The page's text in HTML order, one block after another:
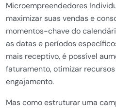
Microempreendedores
maximizar suas vendas e
momentos-chave do
as datas e períodos
mais receptivo, é possível
faturamento, otimizar
engajamento.
Mas como estruturar uma